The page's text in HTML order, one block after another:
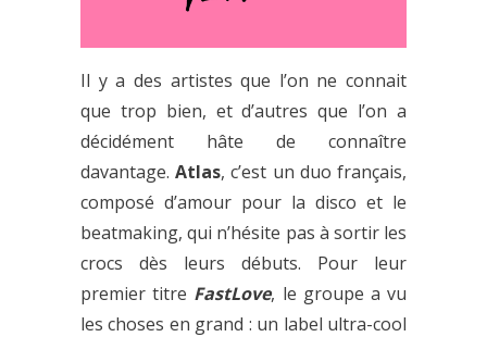
Il y a des artistes que l’on ne connait
que trop bien, et d’autres que l’on a
décidément hâte de connaître
davantage.Atlas, c’est un duo français,
composé d’amour pour la disco et le
beatmaking, qui n’hésite pas à sortir les
crocs dès leurs débuts. Pour leur
premier titre FastLove, le groupe a vu
les choses en grand : un label ultra-cool